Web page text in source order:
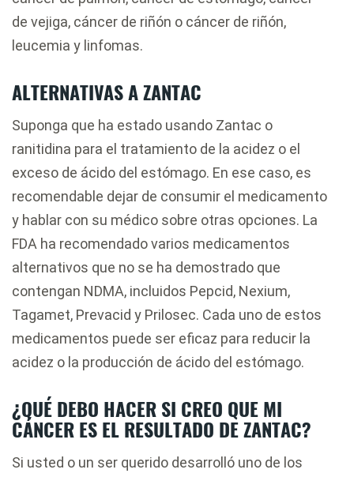
de vejiga, cáncer de riñón o cáncer de riñón,
leucemia y linfomas.
ALTERNATIVAS A ZANTAC
Suponga que ha estado usando Zantac o
ranitidina para el tratamiento de la acidez o el
exceso de ácido del estómago. En ese caso, es
recomendable dejar de consumir el medicamento
y hablar con su médico sobre otras opciones. La
FDA ha recomendado varios medicamentos
alternativos que no se ha demostrado que
contengan NDMA, incluidos Pepcid, Nexium,
Tagamet, Prevacid y Prilosec. Cada uno de estos
medicamentos puede ser eficaz para reducir la
acidez o la producción de ácido del estómago.
¿QUÉ DEBO HACER SI CREO QUE MI
CÁNCER ES EL RESULTADO DE ZANTAC?
Si usted o un ser querido desarrolló uno de los